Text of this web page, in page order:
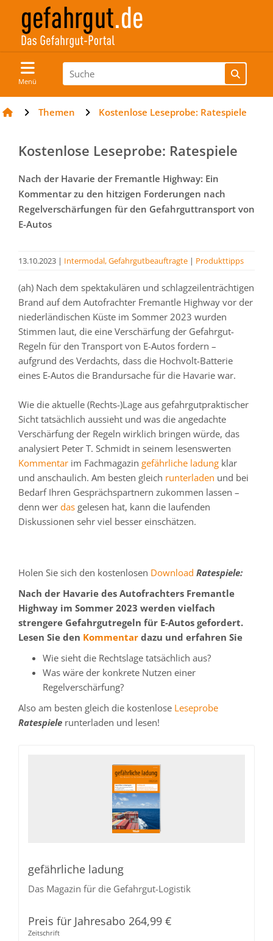
Menü
Themen Kostenlose Leseprobe: Ratespiele
Kostenlose Leseprobe: Ratespiele
Nach der Havarie der Fremantle Highway: Ein
Kommentar zu den hitzigen Forderungen nach
Regelverschärfungen für den Gefahrguttransport von
E-Autos
13.10.2023 | Intermodal, Gefahrgutbeauftragte | Produkttipps
(ah) Nach dem spektakulären und schlagzeilenträchtigen
Brand auf dem Autofrachter Fremantle Highway vor der
niederländischen Küste im Sommer 2023 wurden
Stimmen laut, die eine Verschärfung der Gefahrgut-
Regeln für den Transport von E-Autos fordern –
aufgrund des Verdachts, dass die Hochvolt-Batterie
eines E-Autos die Brandursache für die Havarie war.
Wie die aktuelle (Rechts-)Lage aus gefahrgutpraktischer
Sicht tatsächlich aussieht und was die angedachte
Verschärfung der Regeln wirklich bringen würde, das
analysiert Peter T. Schmidt in seinem lesenswerten
Kommentar im Fachmagazin gefährliche ladung klar
und anschaulich. Am besten gleich runterladen und bei
Bedarf Ihren Gesprächspartnern zukommen lassen –
denn wer das gelesen hat, kann die laufenden
Diskussionen sehr viel besser einschätzen.
Holen Sie sich den kostenlosen Download Ratespiele:
Nach der Havarie des Autofrachters Fremantle
Highway im Sommer 2023 werden vielfach
strengere Gefahrgutregeln für E-Autos gefordert.
Lesen Sie den Kommentar dazu und erfahren Sie
Wie sieht die Rechtslage tatsächlich aus?
Was wäre der konkrete Nutzen einer
Regelverschärfung?
Also am besten gleich die kostenlose Leseprobe
Ratespiele runterladen und lesen!
gefährliche ladung
Das Magazin für die Gefahrgut-Logistik
Preis für Jahresabo‎ 264,99 €
Zeitschrift